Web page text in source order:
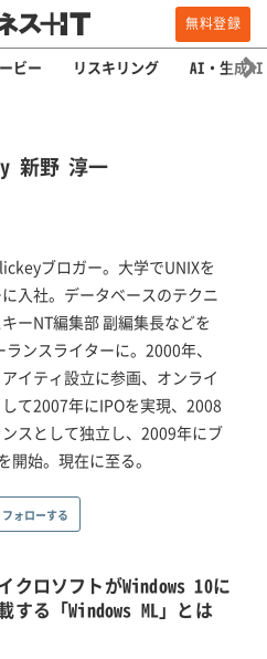
無料登録
ビー リスキリング AI・生成AI
新野 淳一
ブロガー。大学でUNIXを
入社。データベースのテクニ
ーNT編集部 副編集長などを
ンスライターに。2000年、
イティ設立に参画、オンライ
て2007年にIPOを実現、2008
スとして独立し、2009年にブ
始。現在に至る。
フォローする
クロソフトがWindows 10に
する「Windows ML」とは